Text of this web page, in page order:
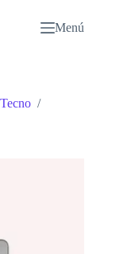
Menú
/